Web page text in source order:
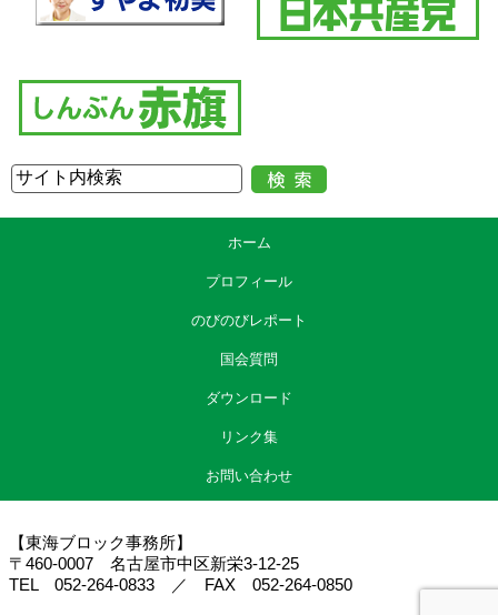
ホーム
プロフィール
のびのびレポート
国会質問
ダウンロード
リンク集
お問い合わせ
【東海ブロック事務所】
〒460-0007 名古屋市中区新栄3-12-25
TEL 052-264-0833 ／ FAX 052-264-0850